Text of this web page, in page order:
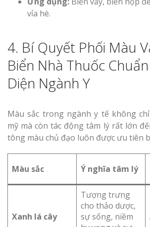
vỉa hè.
4. Bí Quyết Phối Màu
Biển Nhà Thuốc
Diện Ngành Y
Màu sắc trong ngành y tế không
mỹ mà còn tác động tâm lý rất lớn
tông màu chủ đạo luôn được ưu tiên
Màu sắc Ý nghĩa tâm lý
Xanh lá cây
Tượng trưng
cho thảo dược,
sự sống, niềm